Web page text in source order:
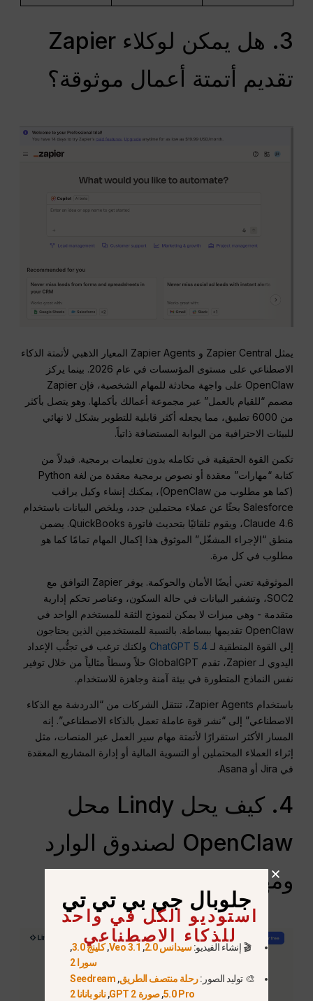
3. هل يمكن لوكلاء Zapier
تقديم أتمتة أعمال موثوقة؟
يمثل Zapier Central و Zapier Agents المعيار الذهبي لأتمتة الذكاء
الاصطناعي على مستوى المؤسسات في عام 2026. بينما يركز
OpenClaw على واجهة محادثة للمهام الشخصية، فإن Zapier
مصمم “للقيام بالعمل” عبر مجموعة أعمالك بأكملها. وهو يتصل بأكثر
من 6000 تطبيق، مما يجعله أكثر قابلية للتطوير بشكل لا نهائي
للبيئات الاحترافية من البوابة المستضافة ذاتياً.
تكمن القوة الحقيقية في تكامله بدون تعليمات برمجية. فبدلاً من
كتابة “مهارات” معقدة أو نصوص برمجية معقدة من لغة Python
(كما هو مطلوب من OpenClaw)، يمكنك إنشاء وكيل يراقب
Salesforce بحثًا عن عملاء محتملين جدد، ويلخص البيانات باستخدام
Claude 4.6، ويقوم تلقائيًا بتحديث فاتورة QuickBooks. يضمن
منطق “الإجراء المشغّل” الموثوق هذا إكمال المهام تمامًا كما هو
مطلوب في كل مرة.
الموثوقية تعني أيضًا الأمان والحوكمة. يوفر Zapier التوافق مع
SOC2، وتشفير البيانات في حالة السكون، وعناصر تحكم إدارية
متقدمة - وهي ميزات لا يمكن لنموذج الثقة للمستخدم الواحد في
OpenClaw تقديمها ببساطة.
بالنسبة للمستخدمين الذين يحتاجون
إلى القوة المنطقية لـChatGPT 5.4 ولكنك ترغب في تجنُّب الإعداد
اليدوي لـ Zapier، تقدم GlobalGPT حلاً وسطاً مثالياً من خلال توفير
نفس النماذج المتطورة في بيئة آمنة وجاهزة للاستخدام.
باستخدام Zapier Agents، تنتقل الشركات من “الدردشة مع الذكاء
الاصطناعي” إلى “نشر قوة عاملة تعمل بالذكاء الاصطناعي”. إنه
المسار الأكثر استقرارًا لأتمتة مهام سير العمل عبر المنصات، مثل
إثراء العملاء المحتملين أو التسوية المالية أو إدارة المشاريع المعقدة
في Jira أو Asana.
4. كيف يحل Lindy محل
OpenClaw لصندوق الوارد
ومهام التقويم؟
جلوبال جي بي تي تي
استوديو الكل في واحد
للذكاء الاصطناعي
🎬 إنشاء الفيديو:سيدانس 2.0 ,
Veo 3.1
,كلينج 3.0
,
سورا 2
🎨 توليد الصور:رحلة منتصف الطريق,
Seedream
5.0 Pro
,صورة GPT 2 ,نانو بانانا 2